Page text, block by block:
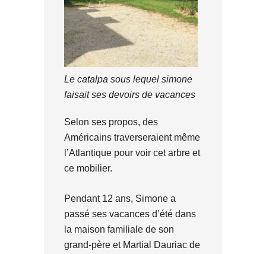
Le catalpa sous lequel simone
faisait ses devoirs de vacances
Selon ses propos, des
Américains traverseraient même
l’Atlantique pour voir cet arbre et
ce mobilier.
Pendant 12 ans, Simone a
passé ses vacances d’été dans
la maison familiale de son
grand-père et Martial Dauriac de